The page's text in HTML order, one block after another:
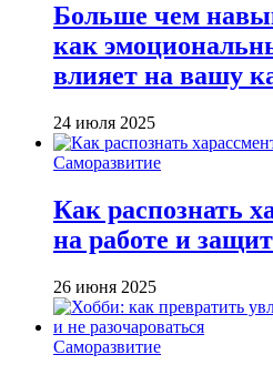
Больше чем
как
влияет на вашу
24 июля 2025
Саморазвитие
Как распознать
на работе и
26 июня 2025
Саморазвитие